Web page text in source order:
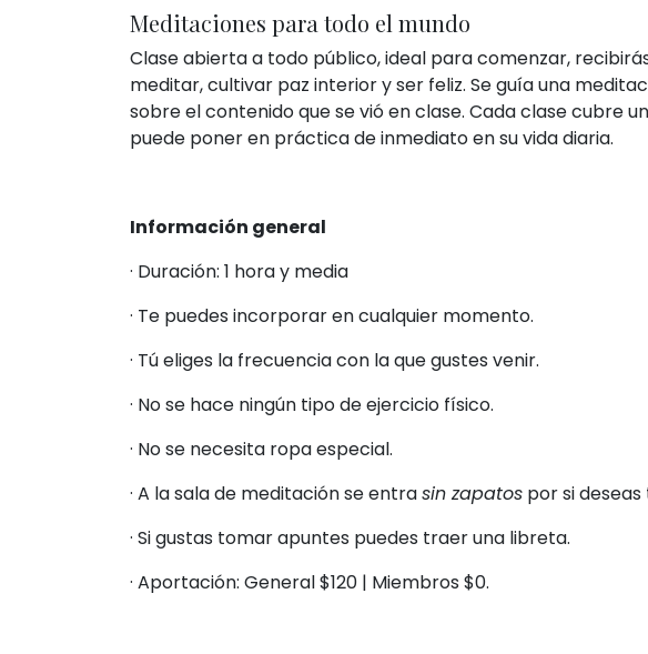
Meditaciones para todo el mundo
Clase abierta a todo público, ideal para comenzar,
meditar, cultivar paz interior y ser feliz. Se guía una
sobre el contenido que se vió en clase. Cada clase cubre
puede poner en práctica de inmediato en su vida diaria.
Información general
· Duración: 1 hora y media
· Te puedes incorporar en cualquier momento.
· Tú eliges la frecuencia con la que gustes venir.
· No se hace ningún tipo de ejercicio físico.
· No se necesita ropa especial.
· A la sala de meditación se entrasin zapatos por si
· Si gustas tomar apuntes puedes traer una libreta.
· Aportación: General $120 | Miembros $0.